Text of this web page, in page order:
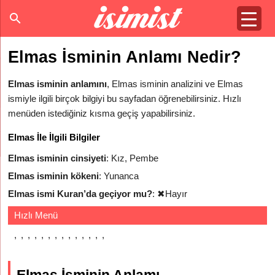
Elmas İsminin Anlamı Nedir?
Elmas isminin anlamını, Elmas isminin analizini ve Elmas
ismiyle ilgili birçok bilgiyi bu sayfadan öğrenebilirsiniz. Hızlı
menüden istediğiniz kısma geçiş yapabilirsiniz.
Elmas İle İlgili Bilgiler
Elmas isminin cinsiyeti: Kız, Pembe
Elmas isminin kökeni: Yunanca
Elmas ismi Kuran’da geçiyor mu?: ✖Hayır
Hızlı Menü